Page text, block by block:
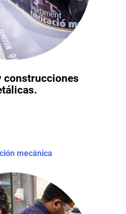
construcciones
mecánica